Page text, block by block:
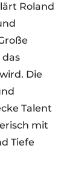
Roland
Die
Talent
mit
Tiefe